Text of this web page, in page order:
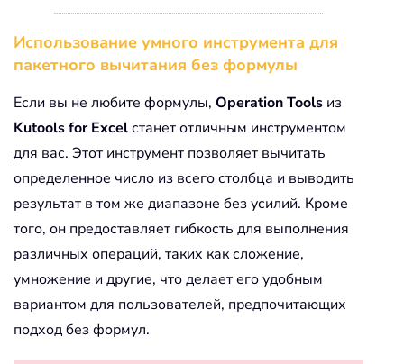
Использование умного инструмента для
пакетного вычитания без формулы
Если вы не любите формулы, Operation Tools из
Kutools for Excelстанет отличным инструментом
для вас. Этот инструмент позволяет вычитать
определенное число из всего столбца и выводить
результат в том же диапазоне без усилий. Кроме
того, он предоставляет гибкость для выполнения
различных операций, таких как сложение,
умножение и другие, что делает его удобным
вариантом для пользователей, предпочитающих
подход без формул.